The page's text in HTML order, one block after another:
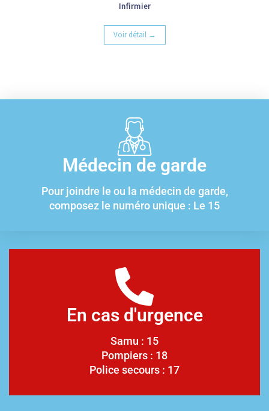
Infirmier
Voir détail →
Médecin de garde
Pour joindre le ou la médecin de garde,
composez le numéro unique : Le 15
En cas d'urgence
Samu : 15
Pompiers : 18
Police secours : 17